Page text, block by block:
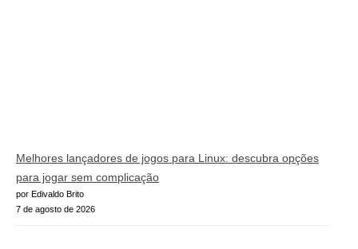
Melhores lançadores de jogos para Linux: descubra opções
para jogar sem complicação
por Edivaldo Brito
7 de agosto de 2026